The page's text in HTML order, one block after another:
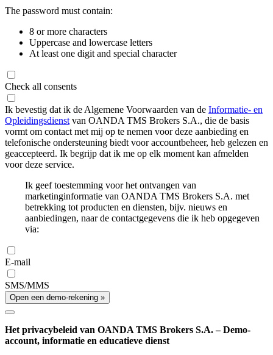
The password must contain:
8 or more characters
Uppercase and lowercase letters
At least one digit and special character
Check all consents
Ik bevestig dat ik de Algemene Voorwaarden van de Informatie- en
Opleidingsdienst van OANDA TMS Brokers S.A., die de basis
vormt om contact met mij op te nemen voor deze aanbieding en
telefonische ondersteuning biedt voor accountbeheer, heb gelezen en
geaccepteerd. Ik begrijp dat ik me op elk moment kan afmelden
voor deze service.
Ik geef toestemming voor het ontvangen van
marketinginformatie van OANDA TMS Brokers S.A. met
betrekking tot producten en diensten, bijv. nieuws en
aanbiedingen, naar de contactgegevens die ik heb opgegeven
via:
E-mail
SMS/MMS
Open een demo-rekening »
Het privacybeleid van OANDA TMS Brokers S.A. – Demo-
account, informatie en educatieve dienst